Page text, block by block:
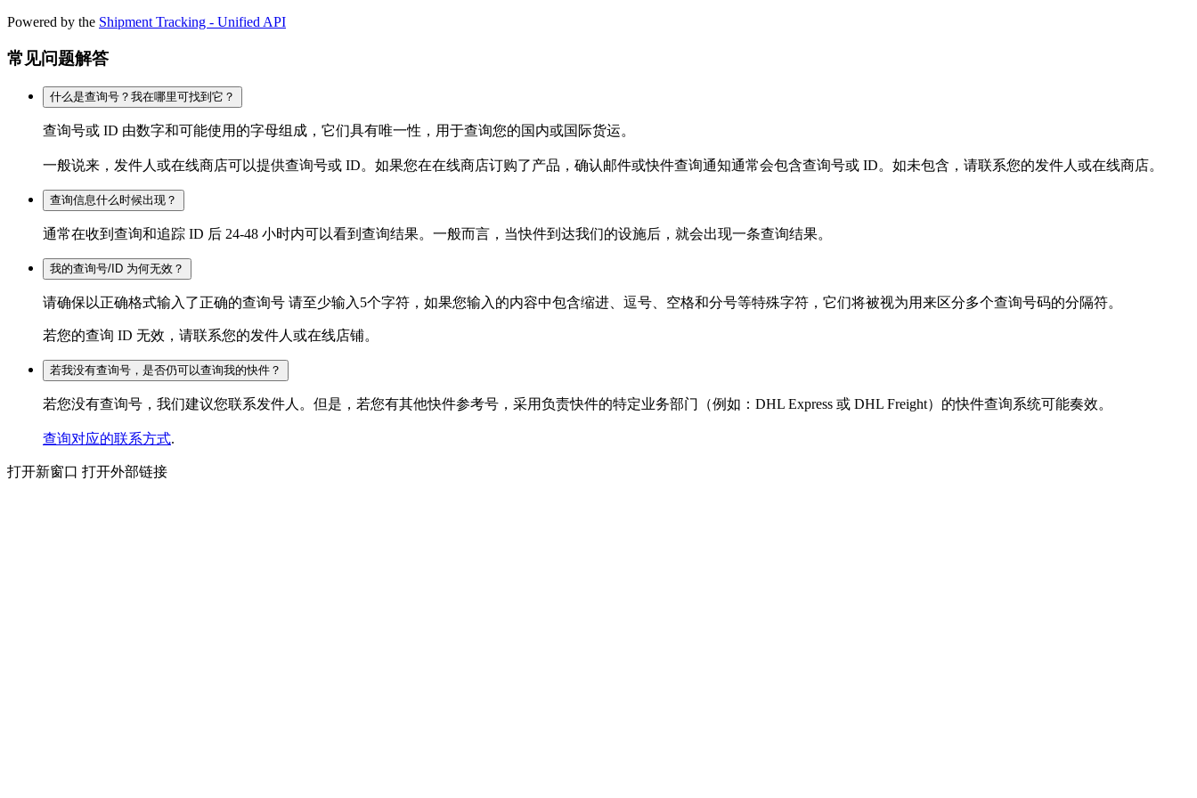
Powered by the Shipment Tracking - Unified API
常见问题解答
什么是查询号？我在哪里可找到它？
查询号或 ID 由数字和可能使用的字母组成，它们具有唯一性，用于查询您的国内或国际货运。
一般说来，发件人或在线商店可以提供查询号或 ID。如果您在在线商店订购了产品，确认邮件或快件查询通知通常会包含查询号或 ID。如未包含，请联系您的发件人或在线商店。
查询信息什么时候出现？
通常在收到查询和追踪 ID 后 24-48 小时内可以看到查询结果。一般而言，当快件到达我们的设施后，就会出现一条查询结果。
我的查询号/ID 为何无效？
请确保以正确格式输入了正确的查询号 请至少输入5个字符，如果您输入的内容中包含缩进、逗号、空格和分号等特殊字符，它们将被视为用来区分多个查询号码的分隔符。
若您的查询 ID 无效，请联系您的发件人或在线店铺。
若我没有查询号，是否仍可以查询我的快件？
若您没有查询号，我们建议您联系发件人。但是，若您有其他快件参考号，采用负责快件的特定业务部门（例如：DHL Express 或 DHL Freight）的快件查询系统可能奏效。
查询对应的联系方式.
打开新窗口 打开外部链接